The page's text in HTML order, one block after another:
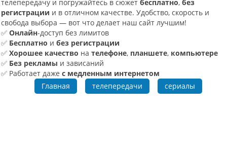
телепередачу и погружайтесь в сюжет бесплатно, без
регистрации и в отличном качестве. Удобство, скорость и
свобода выбора — вот что делает наш сайт лучшим!
✅ Онлайн-доступ без лимитов
✅ Бесплатно и без регистрации
✅ Хорошее качество на телефоне, планшете, компьютере
✅ Без рекламы и зависаний
✅ Работает даже с медленным интернетом
Главная
телепередачи сериалы